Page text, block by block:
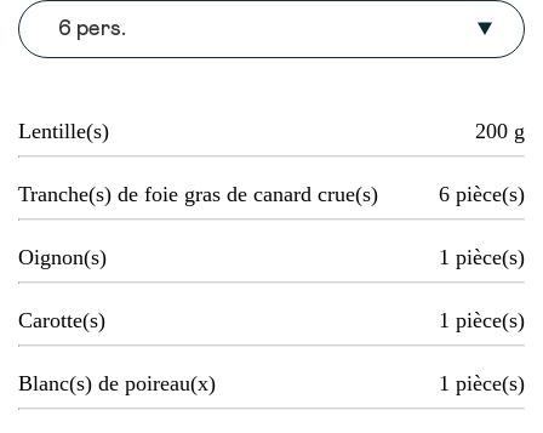
6 pers.
Lentille(s) 200 g
Tranche(s) de foie gras de canard crue(s) 6 pièce(s)
Oignon(s) 1 pièce(s)
Carotte(s) 1 pièce(s)
Blanc(s) de poireau(x) 1 pièce(s)